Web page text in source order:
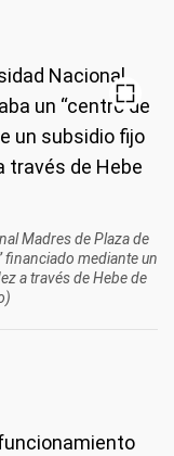
Madres de Plaza de
financiado mediante un
a través de Hebe de